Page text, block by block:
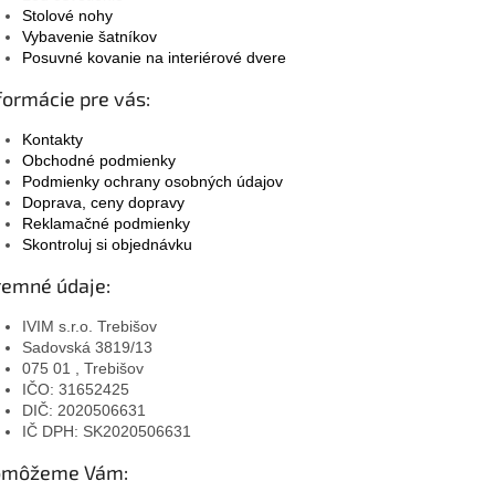
Stolové nohy
Vybavenie šatníkov
Posuvné kovanie na interiérové dvere
pre vás:
Kontakty
Obchodné podmienky
Podmienky ochrany osobných údajov
Doprava, ceny dopravy
Reklamačné podmienky
Skontroluj si objednávku
údaje:
IVIM s.r.o. Trebišov
Sadovská 3819/13
075 01 , Trebišov
IČO: 31652425
DIČ: 2020506631
IČ DPH: SK2020506631
Vám: